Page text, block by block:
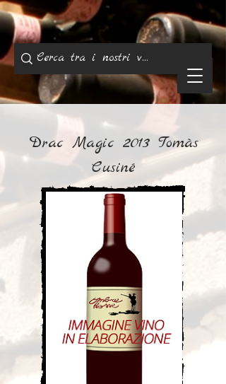
Drac Magic 2013 Tomàs
Cusiné